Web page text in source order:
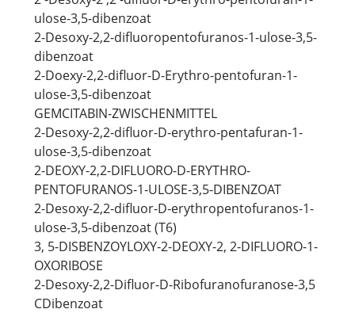
ulose-3,5-dibenzoat
2-Desoxy-2,2-difluoropentofuranos-1-ulose-3,5-
dibenzoat
2-Doexy-2,2-difluor-D-Erythro-pentofuran-1-
ulose-3,5-dibenzoat
GEMCITABIN-ZWISCHENMITTEL
2-Desoxy-2,2-difluor-D-erythro-pentafuran-1-
ulose-3,5-dibenzoat
2-DEOXY-2,2-DIFLUORO-D-ERYTHRO-
PENTOFURANOS-1-ULOSE-3,5-DIBENZOAT
2-Desoxy-2,2-difluor-D-erythropentofuranos-1-
ulose-3,5-dibenzoat (T6)
3, 5-DISBENZOYLOXY-2-DEOXY-2, 2-DIFLUORO-1-
OXORIBOSE
2-Desoxy-2,2-Difluor-D-Ribofuranofuranose-3,5
CDibenzoat